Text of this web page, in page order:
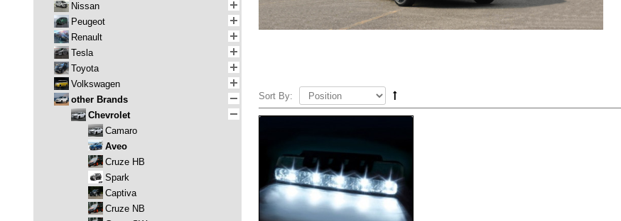
Sort By:
Nissan
Peugeot
Renault
Tesla
Toyota
Volkswagen
other Brands
Chevrolet
Camaro
Aveo
Cruze HB
Spark
Captiva
Cruze NB